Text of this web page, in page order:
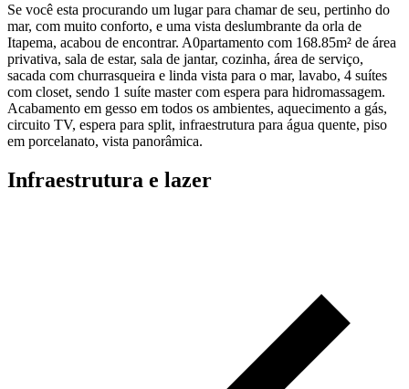
Se você esta procurando um lugar para chamar de seu, pertinho do
mar, com muito conforto, e uma vista deslumbrante da orla de
Itapema, acabou de encontrar. A0partamento com 168.85m² de área
privativa, sala de estar, sala de jantar, cozinha, área de serviço,
sacada com churrasqueira e linda vista para o mar, lavabo, 4 suítes
com closet, sendo 1 suíte master com espera para hidromassagem.
Acabamento em gesso em todos os ambientes, aquecimento a gás,
circuito TV, espera para split, infraestrutura para água quente, piso
em porcelanato, vista panorâmica.
Infraestrutura e lazer